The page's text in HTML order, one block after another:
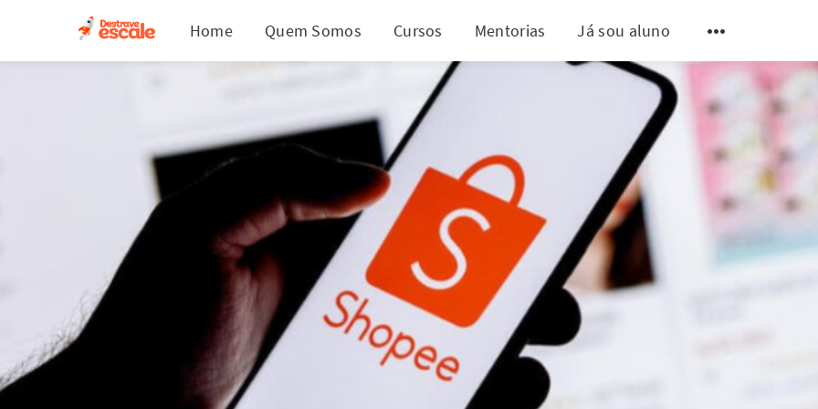
Home Quem Somos Cursos Mentorias Já sou aluno